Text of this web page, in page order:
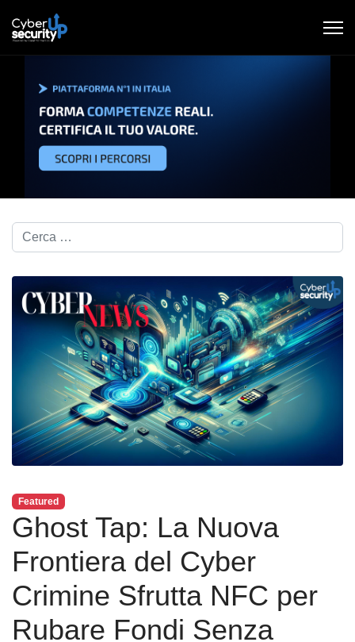
Cerca nel blog...
Featured
Ghost Tap: La Nuova
Frontiera del Cyber
Crimine Sfrutta NFC per
Rubare Fondi Senza